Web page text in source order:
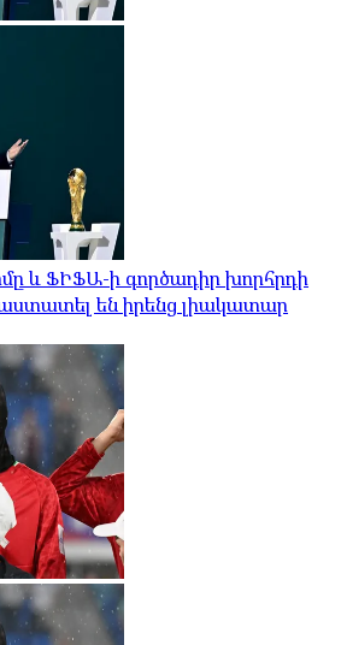
և ՖԻՖԱ-ի գործադիր խորհրդի
են իրենց լիակատար